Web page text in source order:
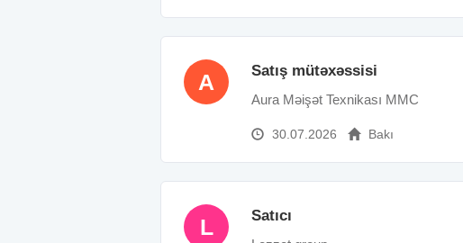
A Satış mütəxəssisi
Aura Məişət Texnikası MMC
30.07.2026 Bakı
L Satıcı